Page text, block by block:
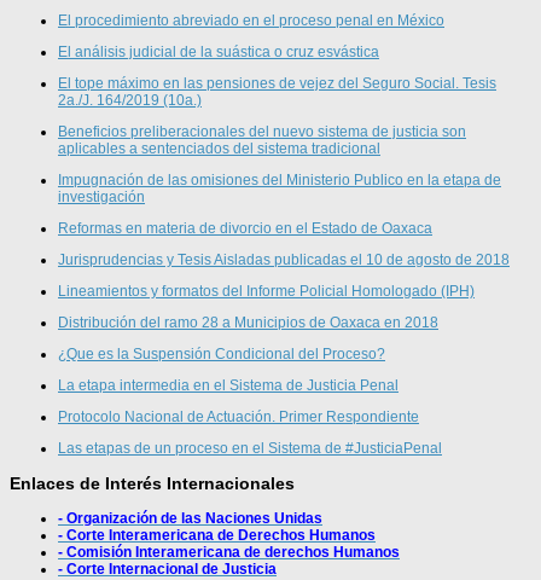
El procedimiento abreviado en el proceso penal en México
El análisis judicial de la suástica o cruz esvástica
El tope máximo en las pensiones de vejez del Seguro Social. Tesis
2a./J. 164/2019 (10a.)
Beneficios preliberacionales del nuevo sistema de justicia son
aplicables a sentenciados del sistema tradicional
Impugnación de las omisiones del Ministerio Publico en la etapa de
investigación
Reformas en materia de divorcio en el Estado de Oaxaca
Jurisprudencias y Tesis Aisladas publicadas el 10 de agosto de 2018
Lineamientos y formatos del Informe Policial Homologado (IPH)
Distribución del ramo 28 a Municipios de Oaxaca en 2018
¿Que es la Suspensión Condicional del Proceso?
La etapa intermedia en el Sistema de Justicia Penal
Protocolo Nacional de Actuación. Primer Respondiente
Las etapas de un proceso en el Sistema de #JusticiaPenal
Enlaces de Interés Internacionales
- Organización de las Naciones Unidas
- Corte Interamericana de Derechos Humanos
- Comisión Interamericana de derechos Humanos
- Corte Internacional de Justicia